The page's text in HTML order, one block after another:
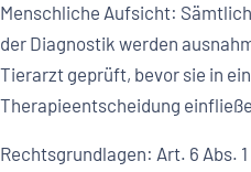
Menschliche Aufsicht:
der Diagnostik werden
Tierarzt geprüft, bevor sie in
Therapieentscheidung
Rechtsgrundlagen: Art. 6 Abs. 1